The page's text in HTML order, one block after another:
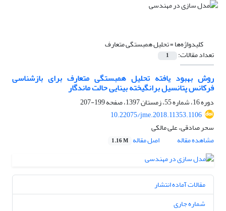
کلیدواژه‌ها =تحلیل همبستگی متعارف
تعداد مقالات: 1
روش بهبود یافته تحلیل همبستگی متعارف برای بازشناسی
فرکانس پتانسیل برانگیخته بینایی حالت ماندگار
دوره 16، شماره 55، زمستان 1397، صفحه
199-207
10.22075/jme.2018.11353.1106
سحر صادقی، علی مالکی
مشاهده مقاله
اصل مقاله 1.16 M
مقالات آماده انتشار
شماره جاری